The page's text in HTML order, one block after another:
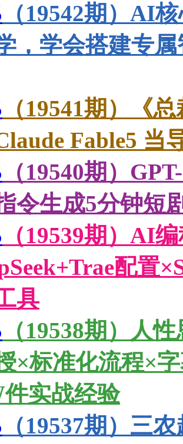
（19542期）AI
，学会搭建专
（19541期）《
Fable5 当
（19540期）
令生成5分钟短
（19539期）AI
配置
具
（19538期）人
×标准化流程×
实战经验
（19537期）三